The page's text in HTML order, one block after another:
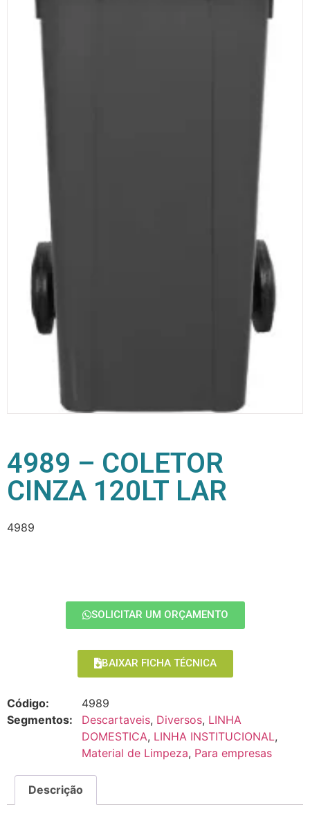
4989 – COLETOR
CINZA 120LT LAR
4989
SOLICITAR UM ORÇAMENTO
BAIXAR FICHA TÉCNICA
Código:
4989
Segmentos:
Descartaveis, Diversos, LINHA
DOMESTICA, LINHA INSTITUCIONAL,
Material de Limpeza, Para empresas
Descrição